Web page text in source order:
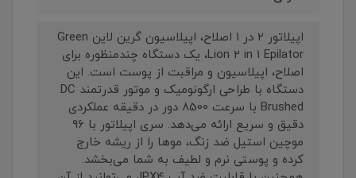
اپیلاتور ۲ در ۱ اصلاح، اپیلاسیون گرین لاین Green
Lion 2 in 1 Epilator، یک دستگاه چندمنظوره برای
اصلاح، اپیلاسیون و مراقبت از پوست است. این
دستگاه با طراحی ارگونومیک و موتور قدرتمند DC
Brushed با سرعت 8500 دور در دقیقه عملکردی
دقیق و سریع ارائه می‌دهد. سری اپیلاتور با ۹۶
موچین استیل ضد زنگ، موها را از ریشه خارج
کرده و پوستی نرم و لطیف به شما می‌بخشد.